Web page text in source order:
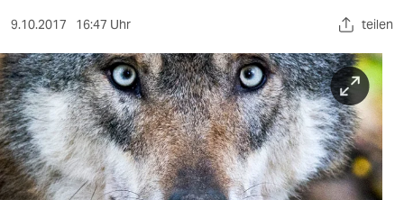
sport
berlin
nord
wahrheit
verlag
9.10.2017 16:47 Uhr teilen